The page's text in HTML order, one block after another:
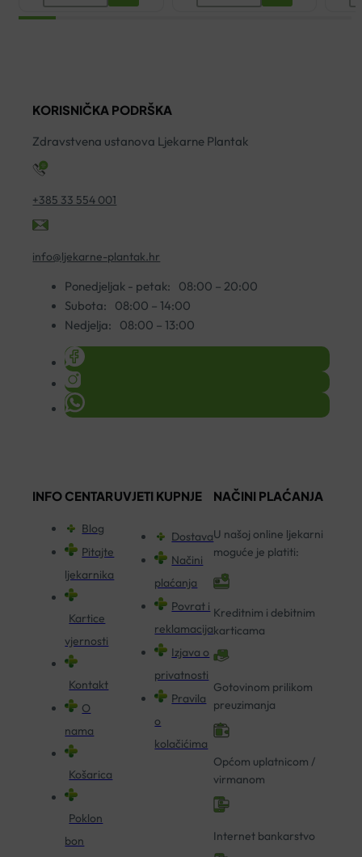
VITAMIN
KAPSULE
A30
INHALATOR
KORISNIČKA PODRŠKA
Zdravstvena ustanova Ljekarne Plantak
+385 33 554 001
info@ljekarne-plantak.hr
Ponedjeljak - petak:
08:00 – 20:00
Subota:
08:00 – 14:00
Nedjelja:
08:00 – 13:00
INFO CENTAR
Blog
Pitajte
ljekarnika
Kartice
vjernosti
Kontakt
O
nama
Košarica
Poklon
bon
UVJETI KUPNJE
Dostava
Načini
plaćanja
Povrat i
reklamacija
Izjava o
privatnosti
Pravila
o
kolačićima
NAČINI PLAĆANJA
U našoj online ljekarni
moguće je platiti:
Kreditnim i debitnim
karticama
Gotovinom prilikom
preuzimanja
Općom uplatnicom /
virmanom
Internet bankarstvo